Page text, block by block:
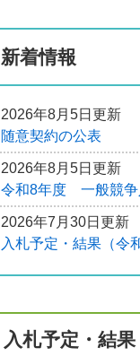
新着情報
2026年8月5日更新
随意契約の公表
2026年8月5日更新
令和8年度 一般競争
2026年7月30日更新
入札予定・結果（令
2026年7月24日更新
2026年7月1日更新
建設工事等の入札参
入札予定・結果